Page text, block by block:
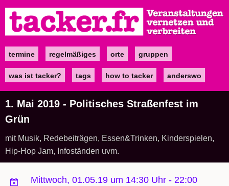
zum
Inhalt
Maintermine regelmäßiges orte gruppen
was ist tacker? tags how to tacker anderswo
1. Mai 2019 - Politisches Straßenfest im
Grün
mit Musik, Redebeiträgen, Essen&Trinken, Kinderspielen,
Hip-Hop Jam, Infoständen uvm.
Mittwoch, 01.05.19 um 14:30 Uhr - 22:00